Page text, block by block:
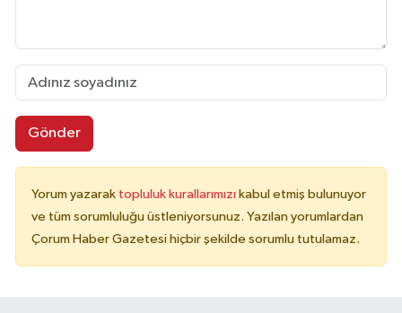
Gönder
Yorum yazarak topluluk kurallarımızı kabul etmiş bulunuyor
ve tüm sorumluluğu üstleniyorsunuz. Yazılan yorumlardan
Çorum Haber Gazetesi hiçbir şekilde sorumlu tutulamaz.